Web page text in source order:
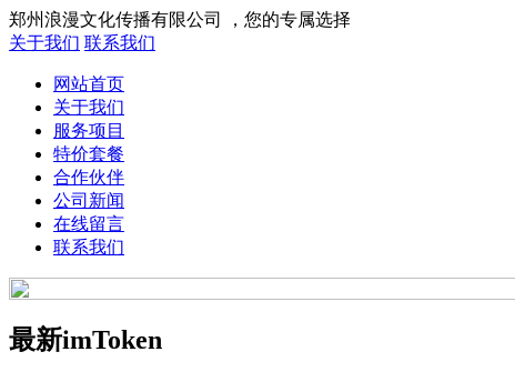
郑州浪漫文化传播有限公司 ，您的专属选择
关于我们 联系我们
网站首页
关于我们
服务项目
特价套餐
合作伙伴
公司新闻
在线留言
联系我们
最新imToken